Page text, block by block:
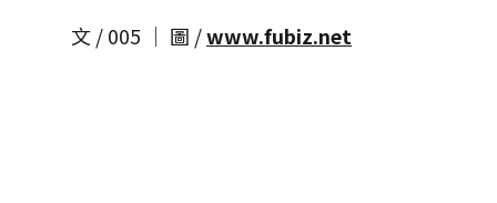
文 / 005 │ 圖 /www.fubiz.net